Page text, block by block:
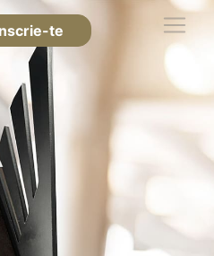
te